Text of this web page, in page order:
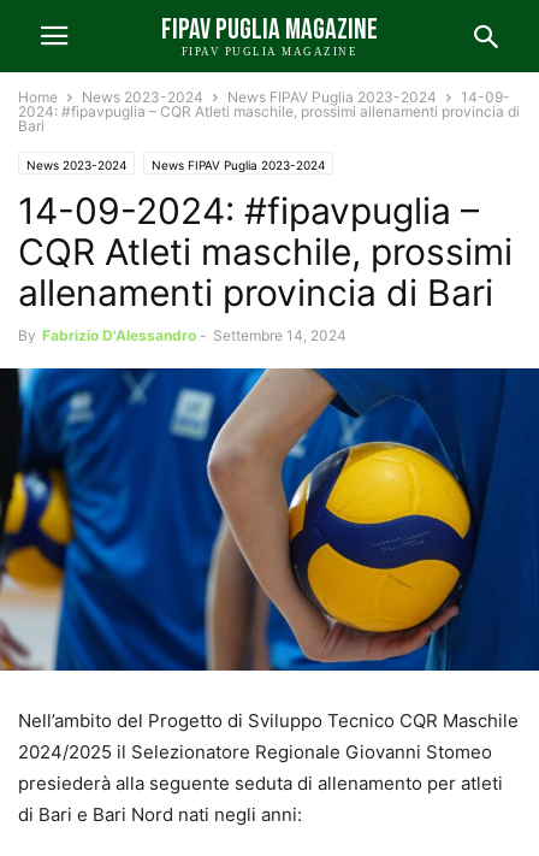
FIPAV PUGLIA MAGAZINE
FIPAV PUGLIA MAGAZINE
Home News 2023-2024 News FIPAV Puglia 2023-2024
14-09-
2024: #fipavpuglia – CQR Atleti maschile, prossimi allenamenti provincia di
Bari
News 2023-2024 News FIPAV Puglia 2023-2024
14-09-2024: #fipavpuglia –
CQR Atleti maschile, prossimi
allenamenti provincia di Bari
By Fabrizio D'Alessandro - Settembre 14, 2024
Nell’ambito del Progetto di Sviluppo Tecnico CQR Maschile
2024/2025 il Selezionatore Regionale Giovanni Stomeo
presiederà alla seguente seduta di allenamento per atleti
di Bari e Bari Nord nati negli anni: